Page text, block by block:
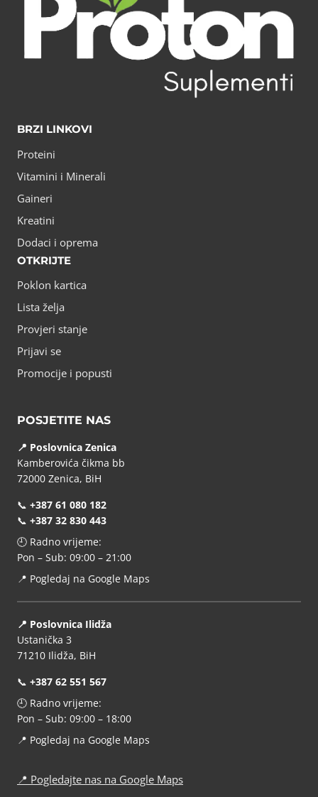
BRZI LINKOVI
Proteini
Vitamini i Minerali
Gaineri
Kreatini
Dodaci i oprema
OTKRIJTE
Poklon kartica
Lista želja
Provjeri stanje
Prijavi se
Promocije i popusti
POSJETITE NAS
📍 Poslovnica Zenica
Kamberovića čikma bb
72000 Zenica, BiH
📞 +387 61 080 182
📞 +387 32 830 443
🕘 Radno vrijeme:
Pon – Sub: 09:00 – 21:00
📍 Pogledaj na Google Maps
📍 Poslovnica Ilidža
Ustanička 3
71210 Ilidža, BiH
📞 +387 62 551 567
🕘 Radno vrijeme:
Pon – Sub: 09:00 – 18:00
📍 Pogledaj na Google Maps
📍 Pogledajte nas na Google Maps